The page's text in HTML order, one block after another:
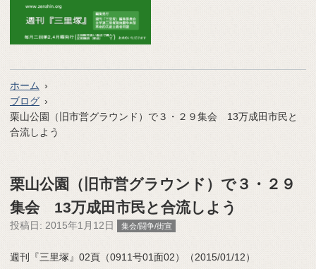
ホーム
ブログ
栗山公園（旧市営グラウンド）で３・２９集会 13万成田市民と
合流しよう
栗山公園（旧市営グラウンド）で３・２９
集会 13万成田市民と合流しよう
投稿日: 2015年1月12日 集会/闘争/街宣
週刊『三里塚』02頁（0911号01面02）（2015/01/12）